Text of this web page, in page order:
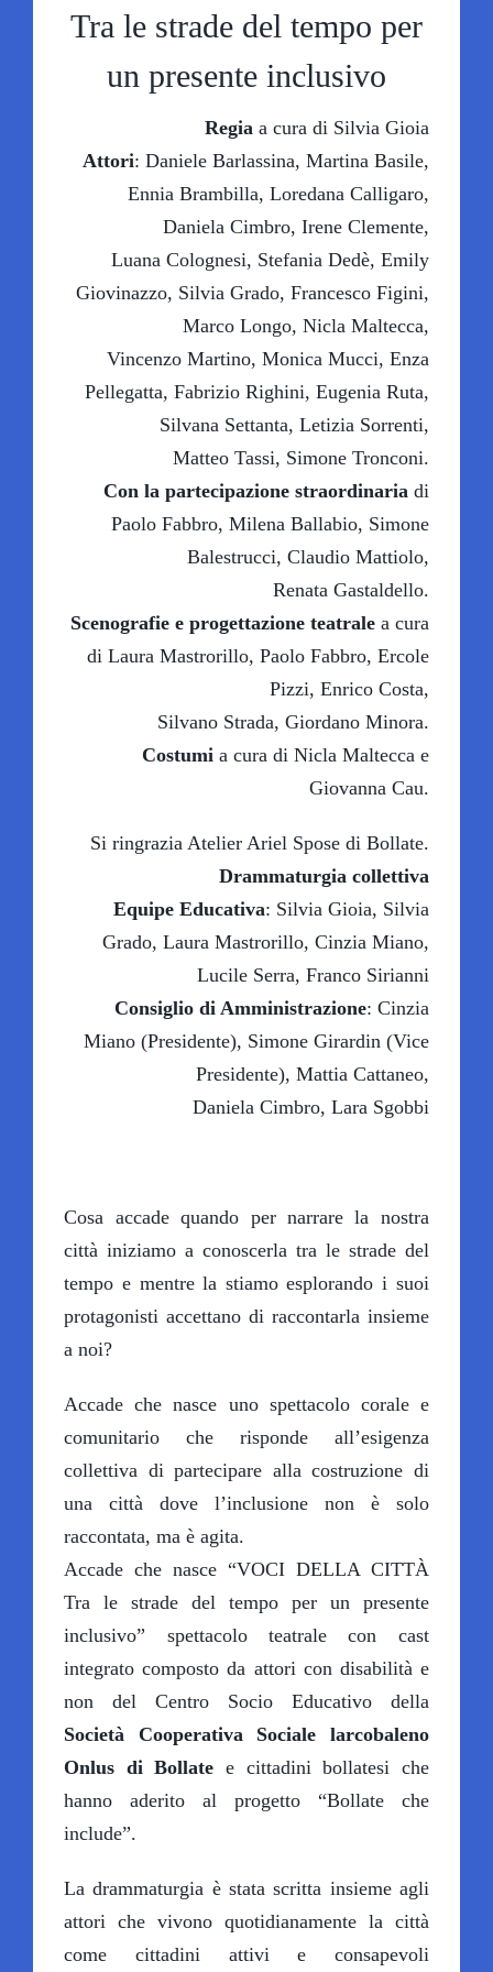
SCUOLE A TEATRO
OLTRE IL TEATRO
SOSTIENI LABOLLA
Tra le strade del tempo per
un presente inclusivo
Regia a cura di Silvia Gioia
Attori: Daniele Barlassina, Martina Basile,
Ennia Brambilla, Loredana Calligaro,
Daniela Cimbro, Irene Clemente,
Luana Colognesi, Stefania Dedè, Emily
Giovinazzo, Silvia Grado, Francesco Figini,
Marco Longo, Nicla Maltecca,
Vincenzo Martino, Monica Mucci, Enza
Pellegatta, Fabrizio Righini, Eugenia Ruta,
Silvana Settanta, Letizia Sorrenti,
Matteo Tassi, Simone Tronconi.
Con la partecipazione straordinaria di
Paolo Fabbro, Milena Ballabio, Simone
Balestrucci, Claudio Mattiolo,
Renata Gastaldello.
Scenografie e progettazione teatralea cura
di Laura Mastrorillo, Paolo Fabbro, Ercole
Pizzi, Enrico Costa,
Silvano Strada, Giordano Minora.
Costumi a cura di Nicla Maltecca e
Giovanna Cau.
Si ringrazia Atelier Ariel Spose di Bollate.
Drammaturgia collettiva
Equipe Educativa: Silvia Gioia, Silvia
Grado, Laura Mastrorillo, Cinzia Miano,
Lucile Serra, Franco Sirianni
Consiglio di Amministrazione: Cinzia
Miano (Presidente), Simone Girardin (Vice
Presidente), Mattia Cattaneo,
Daniela Cimbro, Lara Sgobbi
Cosa accade quando per narrare la nostra
città iniziamo a conoscerla tra le strade del
tempo e mentre la stiamo esplorando i suoi
protagonisti accettano di raccontarla insieme
a noi?
Accade che nasce uno spettacolo corale e
comunitario che risponde all’esigenza
collettiva di partecipare alla costruzione di
una città dove l’inclusione non è solo
raccontata, ma è agita.
Accade che nasce “VOCI DELLA CITTÀ
Tra le strade del tempo per un presente
inclusivo” spettacolo teatrale con cast
integrato composto da attori con disabilità e
non del Centro Socio Educativo della
Società Cooperativa Sociale larcobaleno
Onlus di Bollate e cittadini bollatesi che
hanno aderito al progetto “Bollate che
include”.
La drammaturgia è stata scritta insieme agli
attori che vivono quotidianamente la città
come cittadini attivi e consapevoli